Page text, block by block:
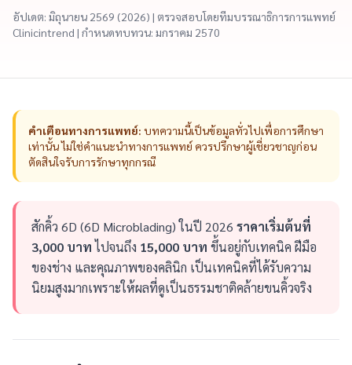
อัปเดต: มิถุนายน 2569 (2026) | ตรวจสอบโดยทีมบรรณาธิการการแพทย์
Clinicintrend | กำหนดทบทวน: มกราคม 2570
คำเตือนทางการแพทย์: บทความนี้เป็นข้อมูลทั่วไปเพื่อการศึกษา
เท่านั้น ไม่ใช่คำแนะนำทางการแพทย์ ควรปรึกษาผู้เชี่ยวชาญก่อน
ตัดสินใจรับการรักษาทุกกรณี
สักคิ้ว 6D (6D Microblading) ในปี 2026 ราคาเริ่มต้นที่
3,000 บาท ไปจนถึง 15,000 บาท ขึ้นอยู่กับเทคนิค ฝีมือ
ของช่าง และคุณภาพของคลินิก เป็นเทคนิคที่ได้รับความ
นิยมสูงมากเพราะให้ผลที่ดูเป็นธรรมชาติคล้ายขนคิ้วจริง